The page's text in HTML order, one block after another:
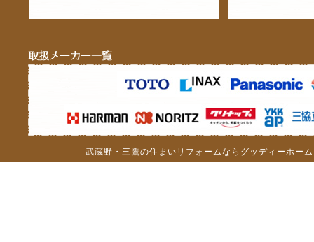
武蔵野・三鷹の住まいリフォームならグッディーホ